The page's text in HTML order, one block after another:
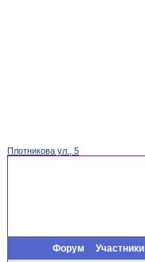
Плотникова ул., 5
Форум Участники